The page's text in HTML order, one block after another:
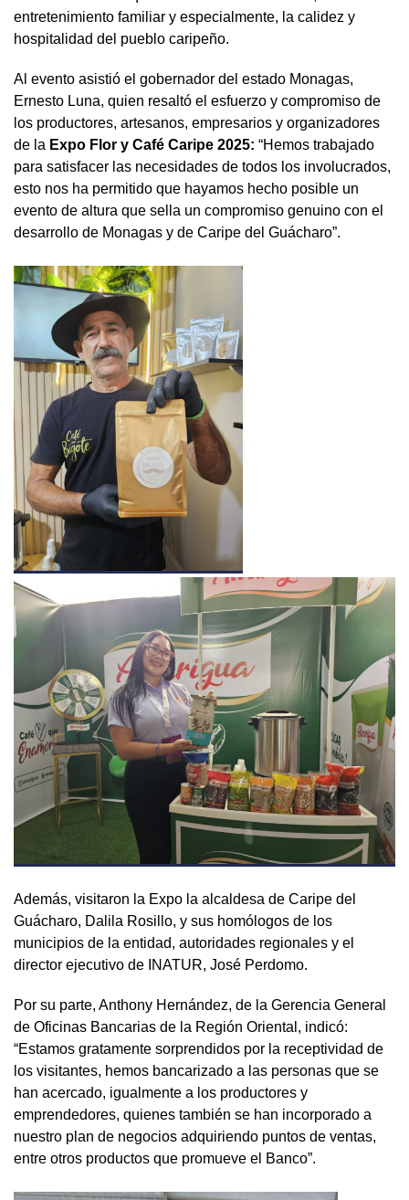
entretenimiento familiar y especialmente, la calidez y
hospitalidad del pueblo caripeño.
Al evento asistió el gobernador del estado Monagas,
Ernesto Luna, quien resaltó el esfuerzo y compromiso de
los productores, artesanos, empresarios y organizadores
de la Expo Flor y Café Caripe 2025: “Hemos trabajado
para satisfacer las necesidades de todos los involucrados,
esto nos ha permitido que hayamos hecho posible un
evento de altura que sella un compromiso genuino con el
desarrollo de Monagas y de Caripe del Guácharo”.
Además, visitaron la Expo la alcaldesa de Caripe del
Guácharo, Dalila Rosillo, y sus homólogos de los
municipios de la entidad, autoridades regionales y el
director ejecutivo de INATUR, José Perdomo.
Por su parte, Anthony Hernández, de la Gerencia General
de Oficinas Bancarias de la Región Oriental, indicó:
“Estamos gratamente sorprendidos por la receptividad de
los visitantes, hemos bancarizado a las personas que se
han acercado, igualmente a los productores y
emprendedores, quienes también se han incorporado a
nuestro plan de negocios adquiriendo puntos de ventas,
entre otros productos que promueve el Banco”.